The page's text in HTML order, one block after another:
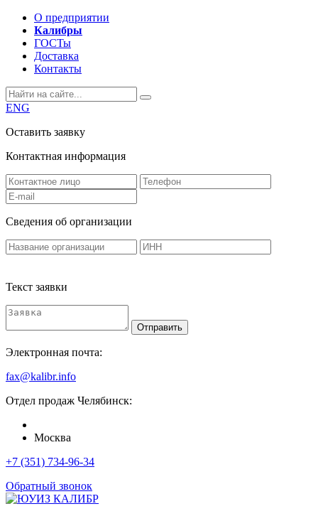
О предприятии
Калибры
ГОСТы
Доставка
Контакты
ENG
Оставить заявку
Контактная информация
Сведения об организации
Текст заявки
Отправить
Электронная почта:
fax@kalibr.info
Отдел продаж Челябинск:
Москва
+7 (351) 734-96-34
Обратный звонок